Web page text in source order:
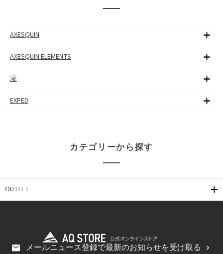
AXESQUIN
AXESQUIN ELEMENTS
凌
EXPED
カテゴリーから探す
OUTLET
メールニュース登録で最新のお知らせを受け取る